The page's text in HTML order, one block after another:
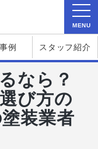
例 スタッフ紹介
なら？
び方の
装業者
MENU